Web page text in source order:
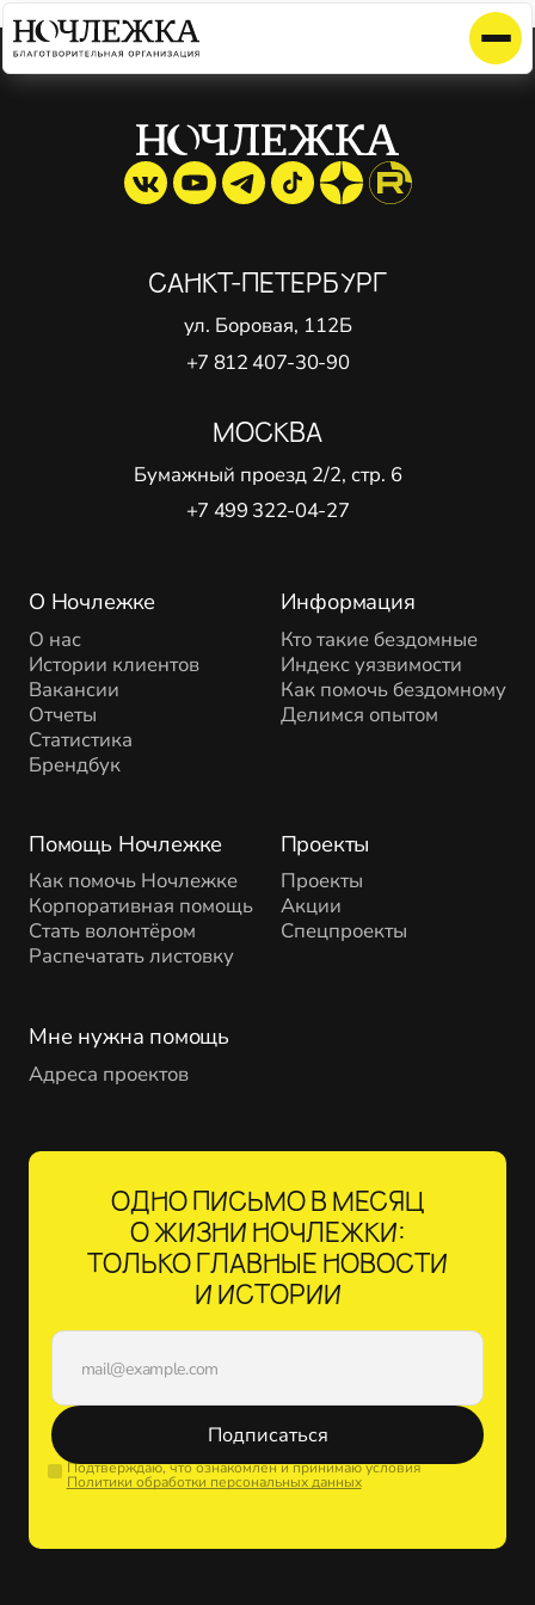
Элемент не найден!
О Ночлежке
О нас
Истории клиентов
Вакансии
Отчеты
Статистика
Брендбук
Помощь Ночлежке
Как помочь Ночлежке
Корпоративная помощь
Стать волонтёром
Распечатать листовку
Проекты
Проекты
Акции
Спецпроекты
Информация
Кто такие бездомные
Индекс уязвимости
Как помочь бездомному
Делимся опытом
Мне нужна помощь
Адреса проектов
САНКТ-ПЕТЕРБУРГ
ул. Боровая, 112Б
+7 812 407-30-90
МОСКВА
Бумажный проезд 2/2, стр. 6
+7 499 322-04-27
ОДНО ПИСЬМО В МЕСЯЦ
О ЖИЗНИ НОЧЛЕЖКИ:
ТОЛЬКО ГЛАВНЫЕ НОВОСТИ
И ИСТОРИИ
Подписаться
Подтверждаю, что ознакомлен и принимаю условия
Политики обработки персональных данных